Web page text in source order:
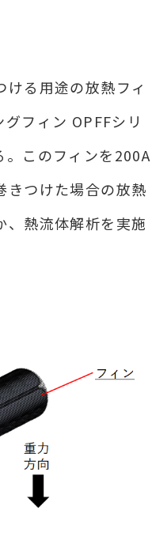
る用途の放熱フィ
フィン OPFFシリ
。このフィンを200A
きつけた場合の放熱
、熱流体解析を実施